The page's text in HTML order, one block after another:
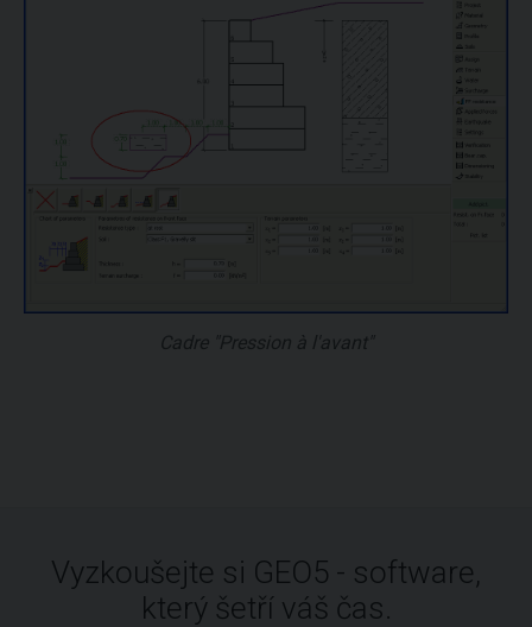
Cadre "Pression à l'avant"
Vyzkoušejte si GEO5 - software,
který šetří váš čas.